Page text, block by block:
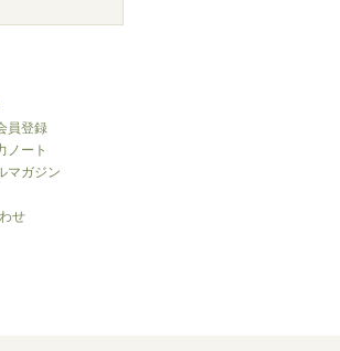
員登録
ノート
マガジン
せ